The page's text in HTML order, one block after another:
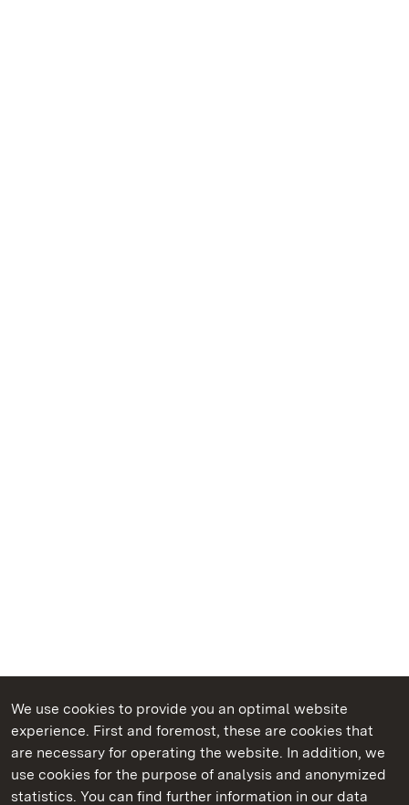
We use cookies to provide you an optimal website
experience. First and foremost, these are cookies that
are necessary for operating the website. In addition, we
use cookies for the purpose of analysis and anonymized
statistics. You can find further information in our data
State Palaces and Gardens of Baden-Wuerttemberg